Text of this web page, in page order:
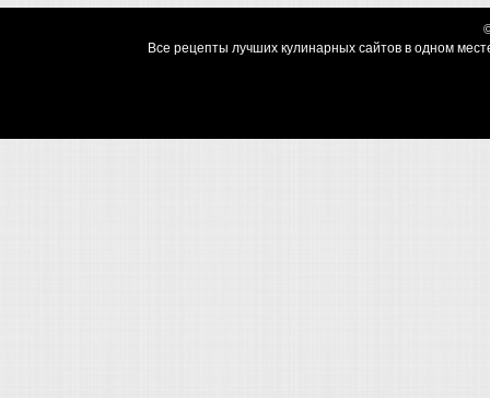
Все рецепты лучших кулинарных сайтов в одном